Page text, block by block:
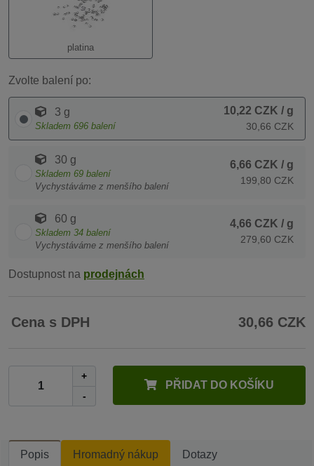
platina
Zvolte balení po:
3 g
Skladem 696 balení
10,22 CZK / g
30,66 CZK
30 g
Skladem 69 balení
Vychystáváme z menšího balení
6,66 CZK / g
199,80 CZK
60 g
Skladem 34 balení
Vychystáváme z menšího balení
4,66 CZK / g
279,60 CZK
Dostupnost na prodejnách
Cena s DPH 30,66 CZK
+
-
PŘIDAT DO KOŠÍKU
Popis Hromadný nákup Dotazy